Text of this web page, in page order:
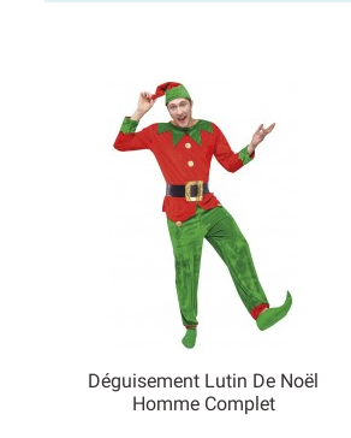
Déguisement Lutin De Noël
Homme Complet
Aperçu rapide